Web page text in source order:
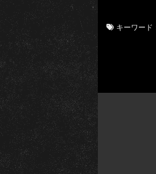
キーワード